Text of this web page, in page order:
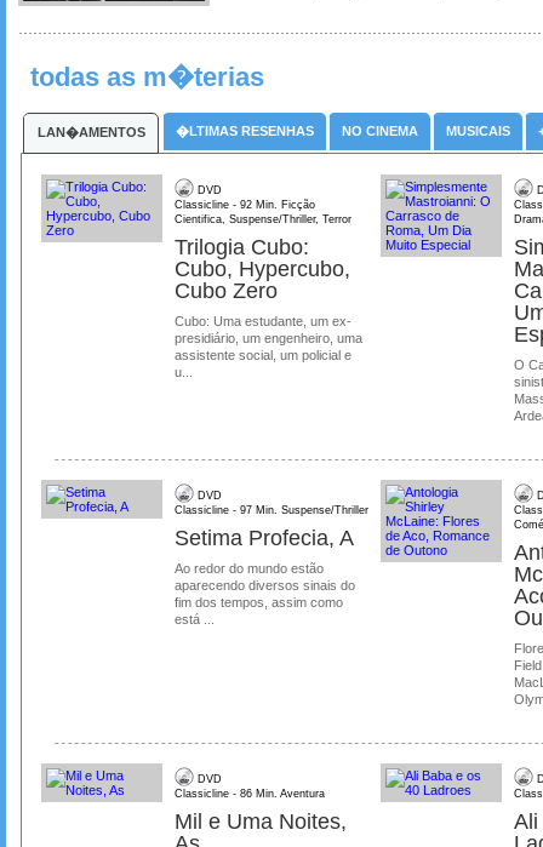
todas as m�terias
LAN�AMENTOS �LTIMAS RESENHAS NO CINEMA MUSICAIS
DVD
Classicline - 92 Min. Ficção
Cientifica, Suspense/Thriller, Terror
Trilogia Cubo:
Cubo, Hypercubo,
Cubo Zero
Cubo: Uma estudante, um ex-
presidiário, um engenheiro, uma
assistente social, um policial e
u...
O
DVD
Classicline - 97 Min. Suspense/Thriller
Setima Profecia, A
Ao redor do mundo estão
aparecendo diversos sinais do
fim dos tempos, assim como
está ...
DVD
Classicline - 86 Min. Aventura
Mil e Uma Noites,
Ali